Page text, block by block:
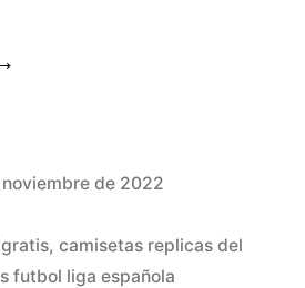
noviembre de 2022
, camisetas replicas del
futbol liga española